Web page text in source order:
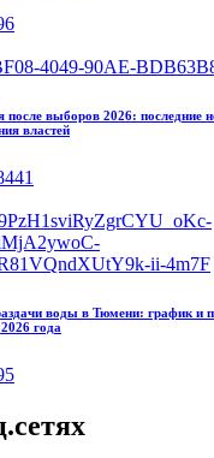
после выборов 2026: последние
властей
воды в Тюмени: график и
года